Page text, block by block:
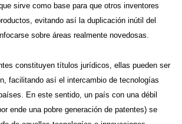
sirve como base para que otros inventores
evitando así la duplicación inútil del
sobre áreas realmente novedosas.
constituyen títulos jurídicos, ellas pueden ser
facilitando así el intercambio de tecnologías
En este sentido, un país con una débil
ende una pobre generación de patentes) se